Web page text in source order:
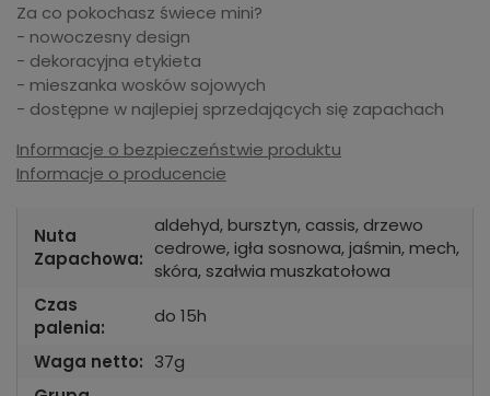
Za co pokochasz świece mini?
- nowoczesny design
- dekoracyjna etykieta
- mieszanka wosków sojowych
- dostępne w najlepiej sprzedających się zapachach
Informacje o bezpieczeństwie produktu
Informacje o producencie
Nuta
Zapachowa:
aldehyd, bursztyn, cassis, drzewo
cedrowe, igła sosnowa, jaśmin, mech,
skóra, szałwia muszkatołowa
Czas
palenia:
do 15h
Waga netto: 37g